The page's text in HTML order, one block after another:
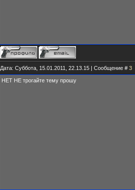
Дата: Суббота, 15.01.2011, 22.13.15 | Сообщение # 3
НЕТ НЕ трогайте тему прошу